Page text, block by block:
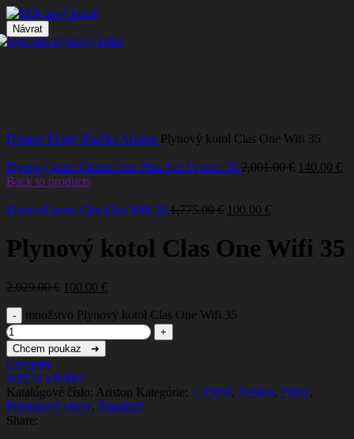
Návrat
Domov Firmy Značka Ariston Plynový kotol Clas One Wifi 35
Plynový kotol Genus One Plus Net System 35 2,001.00€ 140.00 €
Back to products
Plynový kotol Clas One Wifi 30 1,775.00€ 100.00 €
Plynový kotol Clas One Wifi 35
2,029.00€ 100.00 €
množstvo Plynový kotol Clas One Wifi 35
Chcem poukaz ➜
Compare
Add to wishlist
Katalógové číslo: Ariston Kategórie: < 35kW, Ariston, Firmy,
Prietokový ohrev, Štandard
Share: